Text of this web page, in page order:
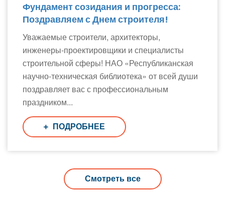
Фундамент созидания и прогресса:
Поздравляем с Днем строителя!
Уважаемые строители, архитекторы,
инженеры-проектировщики и специалисты
строительной сферы! НАО «Республиканская
научно-техническая библиотека» от всей души
поздравляет вас с профессиональным
праздником...
ПОДРОБНЕЕ
Смотреть все